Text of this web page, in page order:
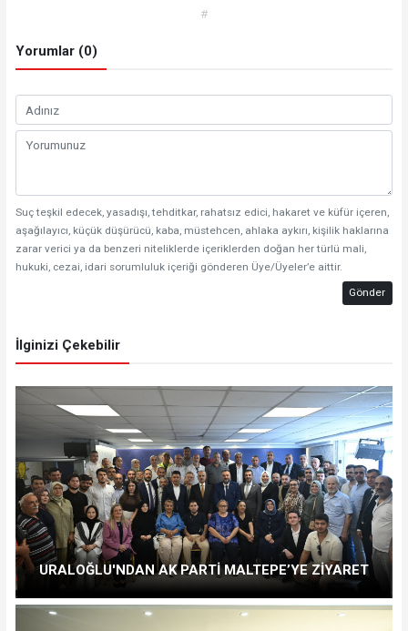
#
Yorumlar (0)
Suç teşkil edecek, yasadışı, tehditkar, rahatsız edici, hakaret ve küfür içeren,
aşağılayıcı, küçük düşürücü, kaba, müstehcen, ahlaka aykırı, kişilik haklarına
zarar verici ya da benzeri niteliklerde içeriklerden doğan her türlü mali,
hukuki, cezai, idari sorumluluk içeriği gönderen Üye/Üyeler’e aittir.
Gönder
İlginizi Çekebilir
URALOĞLU'NDAN AK PARTİ MALTEPE’YE ZİYARET